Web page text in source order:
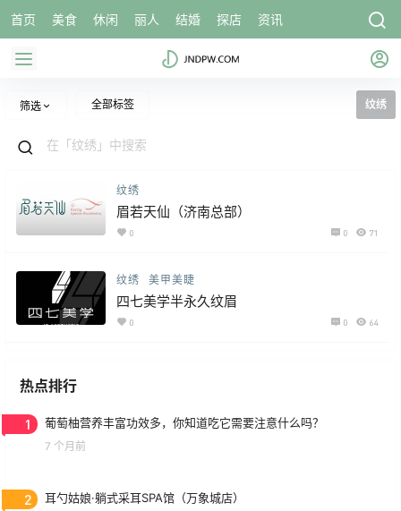
首页 美食 休闲 丽人 结婚 探店 资讯
筛选 全部标签 纹绣
纹绣
眉若天仙（济南总部）
0 0 71
纹绣 美甲美睫
四七美学半永久纹眉
0 0 64
热点排行
1 葡萄柚营养丰富功效多，你知道吃它需要注意什么吗？
7 个月前
2 耳勺姑娘·躺式采耳SPA馆（万象城店）